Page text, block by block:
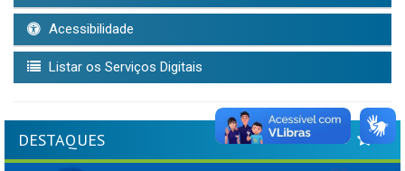
Acessibilidade
Listar os Serviços Digitais
DESTAQUES